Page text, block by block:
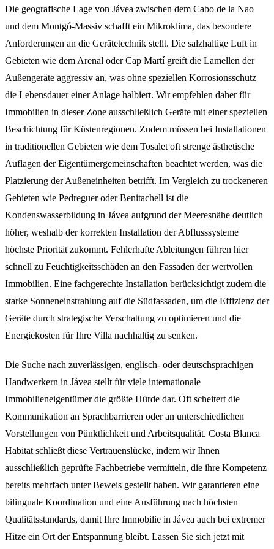
Die geografische Lage von Jávea zwischen dem Cabo de la Nao
und dem Montgó-Massiv schafft ein Mikroklima, das besondere
Anforderungen an die Gerätetechnik stellt. Die salzhaltige Luft in
Gebieten wie dem Arenal oder Cap Martí greift die Lamellen der
Außengeräte aggressiv an, was ohne speziellen Korrosionsschutz
die Lebensdauer einer Anlage halbiert. Wir empfehlen daher für
Immobilien in dieser Zone ausschließlich Geräte mit einer speziellen
Beschichtung für Küstenregionen. Zudem müssen bei Installationen
in traditionellen Gebieten wie dem Tosalet oft strenge ästhetische
Auflagen der Eigentümergemeinschaften beachtet werden, was die
Platzierung der Außeneinheiten betrifft. Im Vergleich zu trockeneren
Gebieten wie Pedreguer oder Benitachell ist die
Kondenswasserbildung in Jávea aufgrund der Meeresnähe deutlich
höher, weshalb der korrekten Installation der Abflusssysteme
höchste Priorität zukommt. Fehlerhafte Ableitungen führen hier
schnell zu Feuchtigkeitsschäden an den Fassaden der wertvollen
Immobilien. Eine fachgerechte Installation berücksichtigt zudem die
starke Sonneneinstrahlung auf die Südfassaden, um die Effizienz der
Geräte durch strategische Verschattung zu optimieren und die
Energiekosten für Ihre Villa nachhaltig zu senken.
Die Suche nach zuverlässigen, englisch- oder deutschsprachigen
Handwerkern in Jávea stellt für viele internationale
Immobilieneigentümer die größte Hürde dar. Oft scheitert die
Kommunikation an Sprachbarrieren oder an unterschiedlichen
Vorstellungen von Pünktlichkeit und Arbeitsqualität. Costa Blanca
Habitat schließt diese Vertrauenslücke, indem wir Ihnen
ausschließlich geprüfte Fachbetriebe vermitteln, die ihre Kompetenz
bereits mehrfach unter Beweis gestellt haben. Wir garantieren eine
bilinguale Koordination und eine Ausführung nach höchsten
Qualitätsstandards, damit Ihre Immobilie in Jávea auch bei extremer
Hitze ein Ort der Entspannung bleibt. Lassen Sie sich jetzt mit